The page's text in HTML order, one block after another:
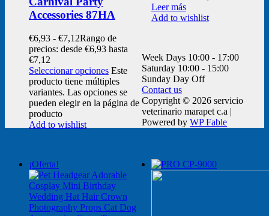
Accessories 87HA
€6,93 - €7,12Rango de
precios: desde €6,93 hasta
€7,12
Seleccionar opciones Este
producto tiene múltiples
variantes. Las opciones se
pueden elegir en la página de
producto
Add to wishlist
Leer más
Add to wishlist
¡Oferta!
Week Days 10:00 - 17:00
Saturday 10:00 - 15:00
Sunday Day Off
Contact us
Copyright © 2026 servicio
veterinario marapet c.a |
Powered byWP Fable